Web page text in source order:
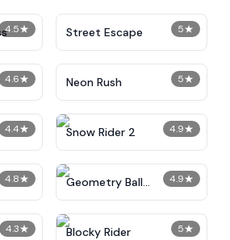
4.5★ 5★
Street Escape
4.6★ 5★
Neon Rush
4.4★ 4.9★
Snow Rider 2
4.8★ 4.9★
Geometry Ball
Challenge
4.3★ 5★
Blocky Rider